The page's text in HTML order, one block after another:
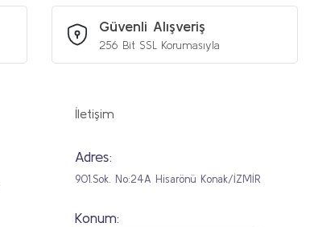
Güvenli Alışveriş
256 Bit SSL Korumasıyla
İletişim
Adres:
901.Sok. No:24A Hisarönü Konak/İZMİR
Konum: